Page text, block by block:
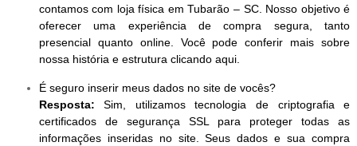
contamos com loja física em Tubarão – SC. Nosso objetivo é
oferecer uma experiência de compra segura, tanto
presencial quanto online. Você pode conferir mais sobre
nossa história e estrutura clicando aqui.
É seguro inserir meus dados no site de vocês?
Resposta: Sim, utilizamos tecnologia de criptografia e
certificados de segurança SSL para proteger todas as
informações inseridas no site. Seus dados e sua compra